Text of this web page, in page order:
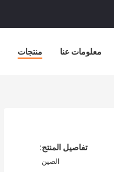
منتجات معلومات عنا
تفاصيل المنتج:
الصين